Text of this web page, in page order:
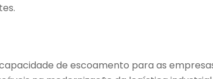
de escoamento para as